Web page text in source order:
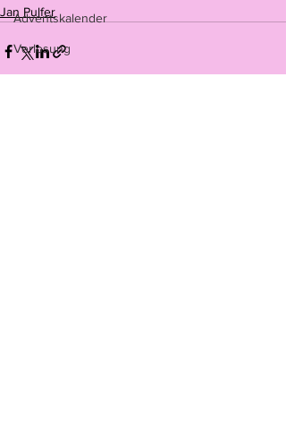
Adventskalender
Verlosung
Entertainment
Jan Pulfer